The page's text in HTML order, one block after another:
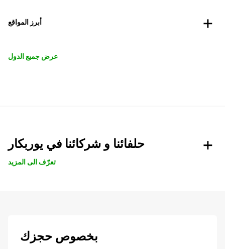
أبرز المواقع
عرض جميع الدول
حلفائنا و شركائنا في يوربكار
تعرّف الى المزيد
بخصوص حجزك